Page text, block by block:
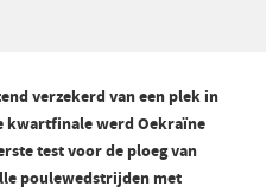
verzekerd van een plek in
kwartfinale werd Oekraïne
test voor de ploeg van
poulewedstrijden met